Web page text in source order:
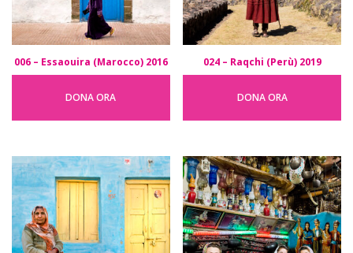
006 – Essaouira (Marocco) 2016
DONA ORA
024 – Raqchi (Perù) 2019
DONA ORA